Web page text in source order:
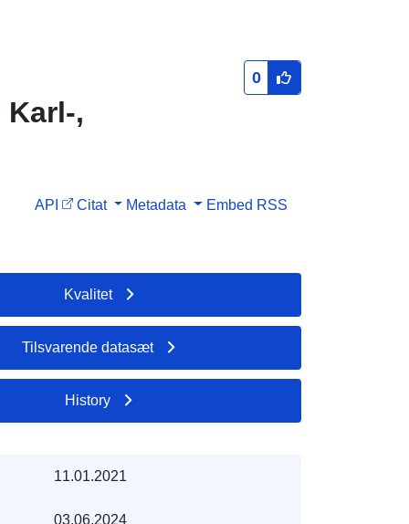
,
0
API Citat Metadata Embed RSS
Kvalitet
Tilsvarende datasæt
History
11.01.2021
03.06.2024